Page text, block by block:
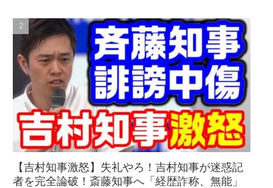
【吉村知事激怒】失礼やろ！吉村知事が迷惑記
者を完全論破！斎藤知事へ「経歴詐称、無能」